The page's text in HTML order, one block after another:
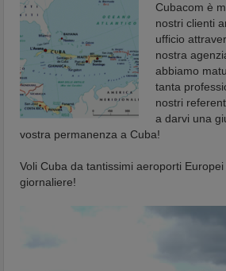
Cubacom è
nostri clienti
ufficio
nostra
abbiamo
tanta
nostri
a darvi una
vostra permanenza a Cuba!
Voli Cuba da tantissimi aeroporti
giornaliere!